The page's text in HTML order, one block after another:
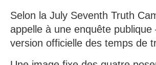
Selon la July Seventh Truth
appelle à une enquête
version officielle des temps de